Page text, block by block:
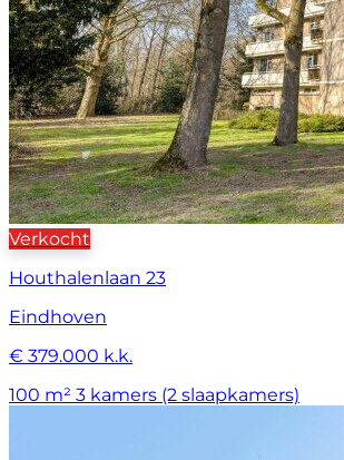
Verkocht
Houthalenlaan 23
Eindhoven
€ 379.000 k.k.
100 m² 3 kamers (2 slaapkamers)